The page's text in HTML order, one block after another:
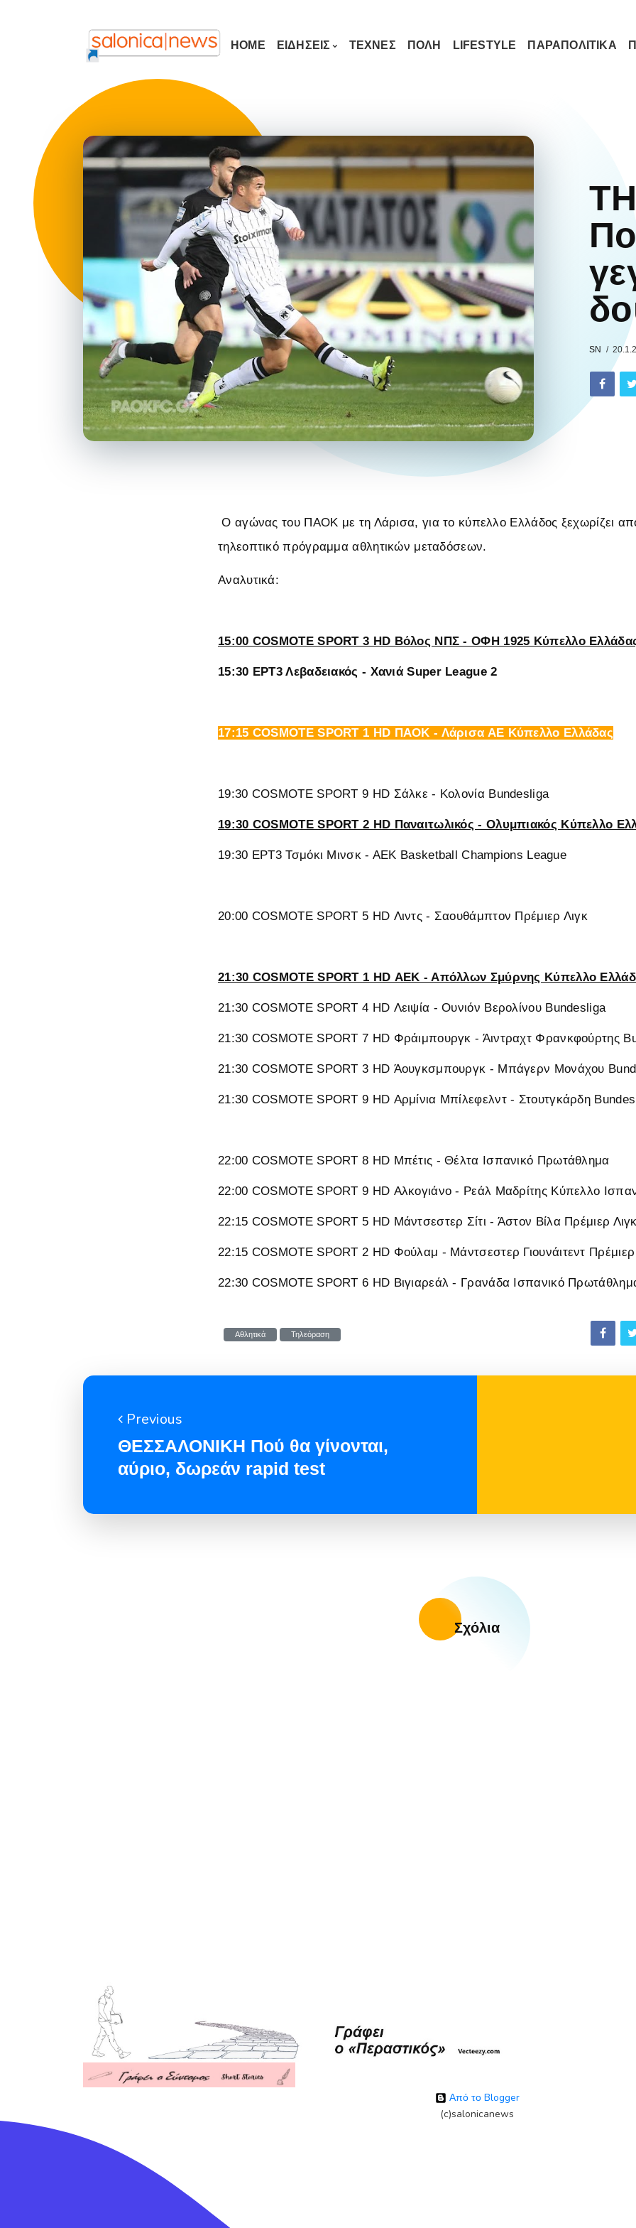
HOME ΕΙΔΗΣΕΙΣ ΤΕΧΝΕΣ ΠΟΛΗ LIFESTYLE ΠΑΡΑΠΟΛΙΤΙΚΑ
SN
Ο αγώνας του ΠΑΟΚ με τη Λάρισα, για το κύπελλο Ελλάδος ξεχωρίζει
τηλεοπτικό πρόγραμμα αθλητικών μεταδόσεων.
Αναλυτικά:
15:00 COSMOTE SPORT 3 HD Βόλος ΝΠΣ - ΟΦΗ 1925 Κύπελλο
15:30 ΕΡΤ3 Λεβαδειακός - Χανιά Super League 2
17:15 COSMOTE SPORT 1 HD ΠΑΟΚ - Λάρισα ΑΕ Κύπελλο Ελλάδας
19:30 COSMOTE SPORT 9 HD Σάλκε - Κολονία Bundesliga
19:30 COSMOTE SPORT 2 HD Παναιτωλικός - Ολυμπιακός Κύπελλο
19:30 ΕΡΤ3 Τσμόκι Μινσκ - ΑΕΚ Basketball Champions League
20:00 COSMOTE SPORT 5 HD Λιντς - Σαουθάμπτον Πρέμιερ Λιγκ
21:30 COSMOTE SPORT 1 HD ΑΕΚ - Απόλλων Σμύρνης Κύπελλο
21:30 COSMOTE SPORT 4 HD Λειψία - Ουνιόν Βερολίνου Bundesliga
21:30 COSMOTE SPORT 7 HD Φράιμπουργκ - Άιντραχτ Φρανκφούρτης
21:30 COSMOTE SPORT 3 HD Άουγκσμπουργκ - Μπάγερν Μονάχου
21:30 COSMOTE SPORT 9 HD Αρμίνια Μπίλεφελντ - Στουτγκάρδη
22:00 COSMOTE SPORT 8 HD Μπέτις - Θέλτα Ισπανικό Πρωτάθλημα
22:00 COSMOTE SPORT 9 HD Αλκογιάνο - Ρεάλ Μαδρίτης Κύπελλο
22:15 COSMOTE SPORT 5 HD Μάντσεστερ Σίτι - Άστον Βίλα Πρέμιερ Λιγκ
22:15 COSMOTE SPORT 2 HD Φούλαμ - Μάντσεστερ Γιουνάιτεντ Πρέμιερ
22:30 COSMOTE SPORT 6 HD Βιγιαρεάλ - Γρανάδα Ισπανικό
Αθλητικά Τηλεόραση
Previous
ΘΕΣΣΑΛΟΝΙΚΗ Πού θα γίνονται,
αύριο, δωρεάν rapid test
Σχόλια
Από το Blogger
(c)salonicanews